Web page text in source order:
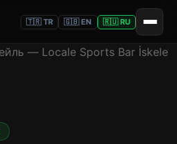
🇹🇷 TR 🇬🇧 EN 🇷🇺 RU